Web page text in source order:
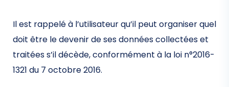
Il est rappelé à l’utilisateur qu’il peut organiser quel
doit être le devenir de ses données collectées et
traitées s’il décède, conformément à la loi n°2016-
1321 du 7 octobre 2016.